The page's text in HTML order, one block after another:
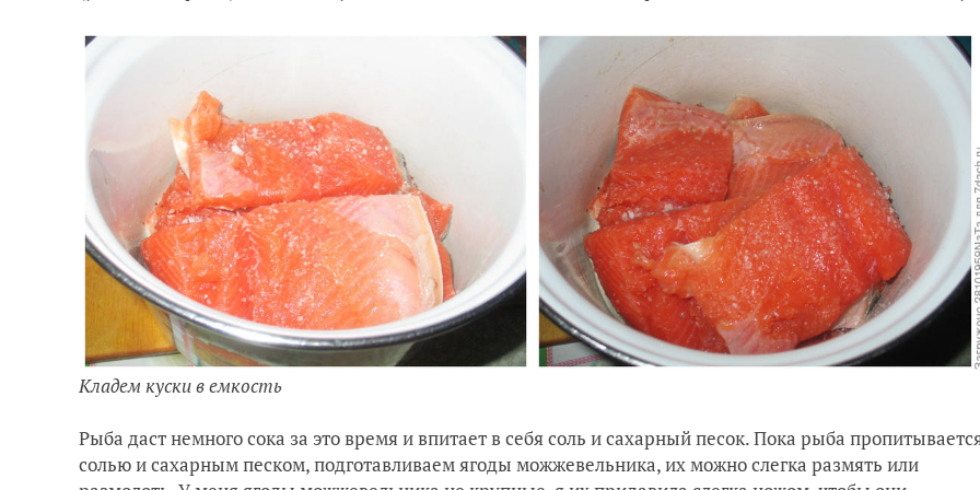
Кладем куски в емкость
Рыба даст немного сока за это время и впитает в себя соль и сахарный песок. Пока рыба
солью и сахарным песком, подготавливаем ягоды можжевельника, их можно слегка размять или